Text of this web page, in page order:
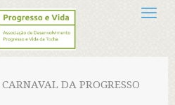
DA PROGRESSO